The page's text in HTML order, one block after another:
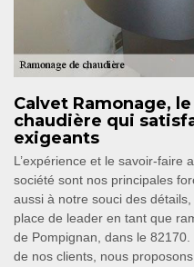
Calvet Ramonage,
chaudière qui
exigeants
L’expérience et le savoir-faire
société sont nos principales
aussi à notre souci des
place de leader en tant que
de Pompignan, dans le
de nos clients, nous